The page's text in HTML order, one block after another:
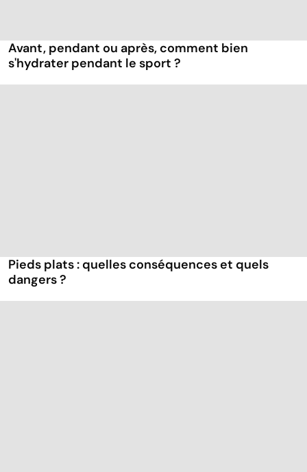
Avant, pendant ou après, comment bien
s'hydrater pendant le sport ?
Pieds plats : quelles conséquences et quels
dangers ?